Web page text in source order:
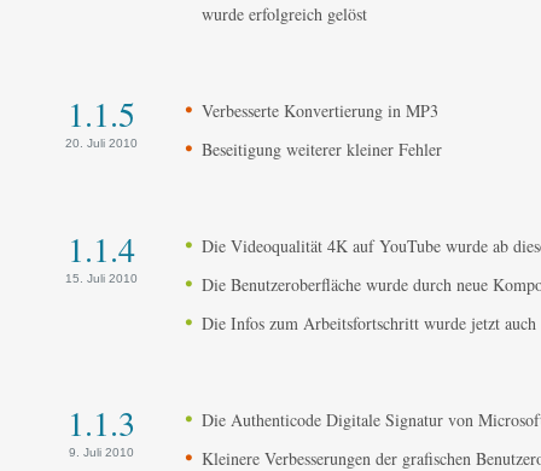
wurde erfolgreich gelöst
1.1.5
20. Juli 2010
Verbesserte Konvertierung in MP3
Beseitigung weiterer kleiner Fehler
1.1.4
15. Juli 2010
Die Videoqualität 4K auf YouTube wurde ab
Die Benutzeroberfläche wurde durch neue
Die Infos zum Arbeitsfortschritt wurde jetzt
1.1.3
9. Juli 2010
Die Authenticode Digitale Signatur von
Kleinere Verbesserungen der grafischen